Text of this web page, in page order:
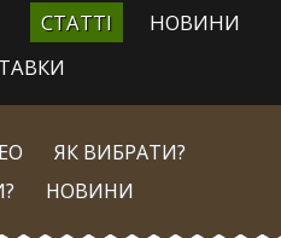
СТАТТІ
НОВИНИ
ЯК ВИБРАТИ?
НОВИНИ